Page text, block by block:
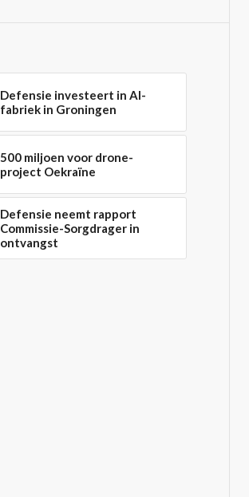
Defensie investeert in AI-
fabriek in Groningen
500 miljoen voor drone-
project Oekraïne
Defensie neemt rapport
Commissie-Sorgdrager in
ontvangst